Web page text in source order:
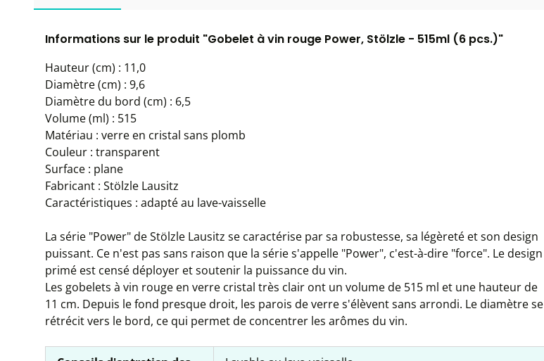
Informations sur le produit "Gobelet à vin rouge Power, Stölzle - 515ml (6 pcs.)"
Hauteur (cm) : 11,0
Diamètre (cm) : 9,6
Diamètre du bord (cm) : 6,5
Volume (ml) : 515
Matériau : verre en cristal sans plomb
Couleur : transparent
Surface : plane
Fabricant : Stölzle Lausitz
Caractéristiques : adapté au lave-vaisselle
La série "Power" de Stölzle Lausitz se caractérise par sa robustesse, sa légèreté et son design
puissant. Ce n'est pas sans raison que la série s'appelle "Power", c'est-à-dire "force". Le design
primé est censé déployer et soutenir la puissance du vin.
Les gobelets à vin rouge en verre cristal très clair ont un volume de 515 ml et une hauteur de
11 cm. Depuis le fond presque droit, les parois de verre s'élèvent sans arrondi. Le diamètre se
rétrécit vers le bord, ce qui permet de concentrer les arômes du vin.